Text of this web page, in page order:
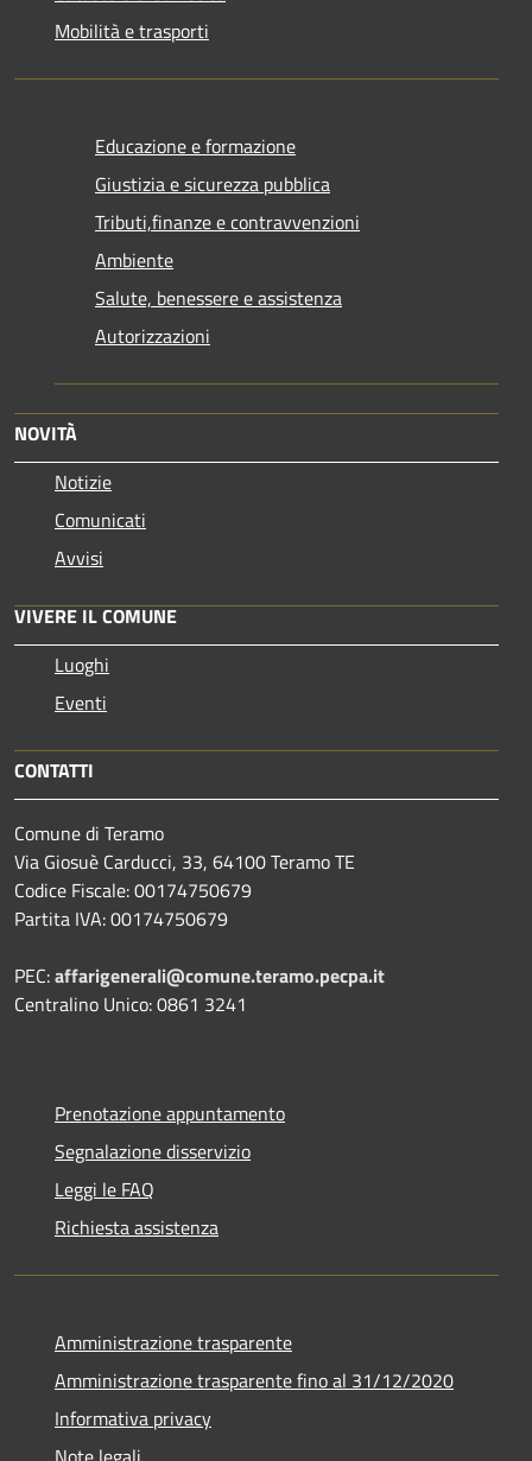
Mobilità e trasporti
Educazione e formazione
Giustizia e sicurezza pubblica
Tributi,finanze e contravvenzioni
Ambiente
Salute, benessere e assistenza
Autorizzazioni
NOVITÀ
Notizie
Comunicati
Avvisi
VIVERE IL COMUNE
Luoghi
Eventi
CONTATTI
Comune di Teramo
Via Giosuè Carducci, 33, 64100 Teramo TE
Codice Fiscale: 00174750679
Partita IVA: 00174750679
PEC:affarigenerali@comune.teramo.pecpa.it
Centralino Unico: 0861 3241
Prenotazione appuntamento
Segnalazione disservizio
Leggi le FAQ
Richiesta assistenza
Amministrazione trasparente
Amministrazione trasparente fino al 31/12/2020
Informativa privacy